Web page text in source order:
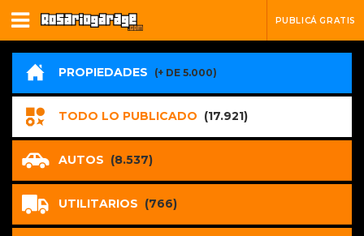
PUBLICÁ GRATIS
PROPIEDADES (+ DE 5.000)
TODO LO PUBLICADO (17.921)
AUTOS (8.537)
UTILITARIOS (766)